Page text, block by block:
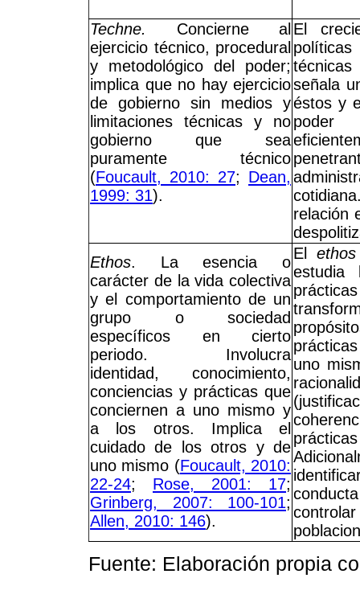
Techne.
Concierne al
ejercicio técnico, procedural
y metodológico del poder;
implica que no hay ejercicio
de gobierno sin medios y
limitaciones técnicas y no
gobierno que sea
puramente técnico
(Foucault, 2010: 27; Dean,
1999: 31).
El
políticas
señala
éstos y
poder
relación
Ethos. La esencia o
carácter de la vida colectiva
y el comportamiento de un
grupo o sociedad
específicos en cierto
periodo. Involucra
identidad, conocimiento,
conciencias y prácticas que
conciernen a uno mismo y
a los otros. Implica el
cuidado de los otros y de
uno mismo (Foucault, 2010:
22-24; Rose, 2001: 17;
Grinberg, 2007: 100-101;
Allen, 2010: 146).
El ethos
estudia
uno
Fuente: Elaboración propia